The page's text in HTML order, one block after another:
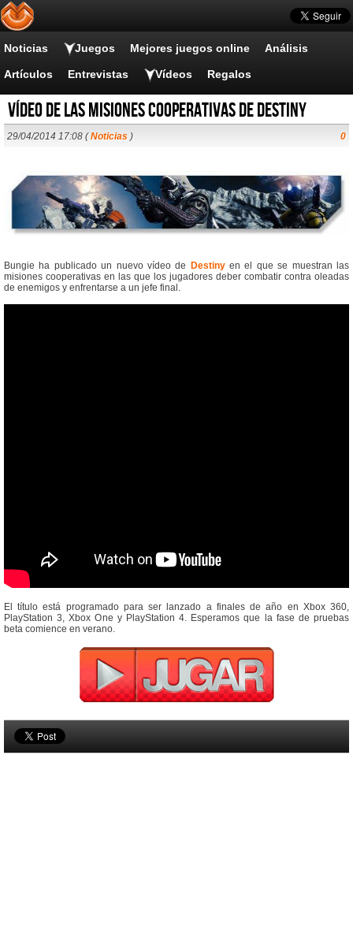
Noticias Juegos Mejores juegos online Análisis
Artículos Entrevistas Vídeos Regalos
Vídeo de las misiones cooperativas de Destiny
29/04/2014 17:08 (Noticias ) 0
Bungie ha publicado un nuevo vídeo de Destinyen el que se muestran las
misiones cooperativas en las que los jugadores deber combatir contra oleadas
de enemigos y enfrentarse a un jefe final.
El título está programado para ser lanzado a finales de año en Xbox 360,
PlayStation 3, Xbox One y PlayStation 4. Esperamos que la fase de pruebas
beta comience en verano.